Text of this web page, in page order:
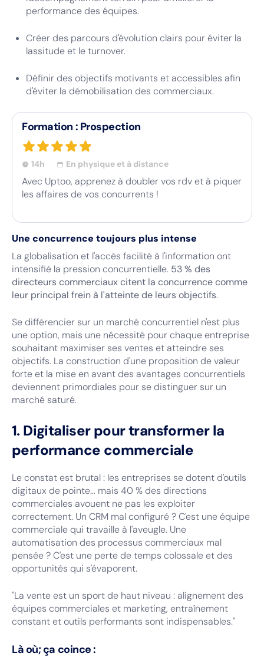
performance des équipes.
Créer des parcours d'évolution clairs pour éviter la
lassitude et le turnover.
Définir des objectifs motivants et accessibles afin
d'éviter la démobilisation des commerciaux.
Formation : Prospection
14h En physique et à distance
Avec Uptoo, apprenez à doubler vos rdv et à piquer
les affaires de vos concurrents !
Une concurrence toujours plus intense
La globalisation et l'accès facilité à l'information ont
intensifié la pression concurrentielle. 53 % des
directeurs commerciaux citent la concurrence comme
leur principal frein à l'atteinte de leurs objectifs.
Se différencier sur un marché concurrentiel n'est plus
une option, mais une nécessité pour chaque entreprise
souhaitant maximiser ses ventes et atteindre ses
objectifs. La construction d'une proposition de valeur
forte et la mise en avant des avantages concurrentiels
deviennent primordiales pour se distinguer sur un
marché saturé.
1. Digitaliser pour transformer la
performance commerciale
Le constat est brutal : les entreprises se dotent d'outils
digitaux de pointe… mais 40 % des directions
commerciales avouent ne pas les exploiter
correctement. Un CRM mal configuré ? C'est une équipe
commerciale qui travaille à l'aveugle. Une
automatisation des processus commerciaux mal
pensée ? C'est une perte de temps colossale et des
opportunités qui s'évaporent.
"La vente est un sport de haut niveau : alignement des
équipes commerciales et marketing, entraînement
constant et outils performants sont indispensables."
Là où; ça coince :